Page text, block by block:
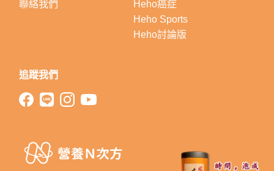
聯絡我們
Heho癌症
Heho Sports
Heho討論版
追蹤我們